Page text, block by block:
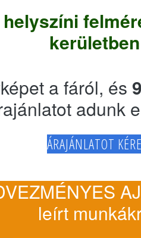
a fáról, és
adunk
ÁRAJÁNLATOT
leírt